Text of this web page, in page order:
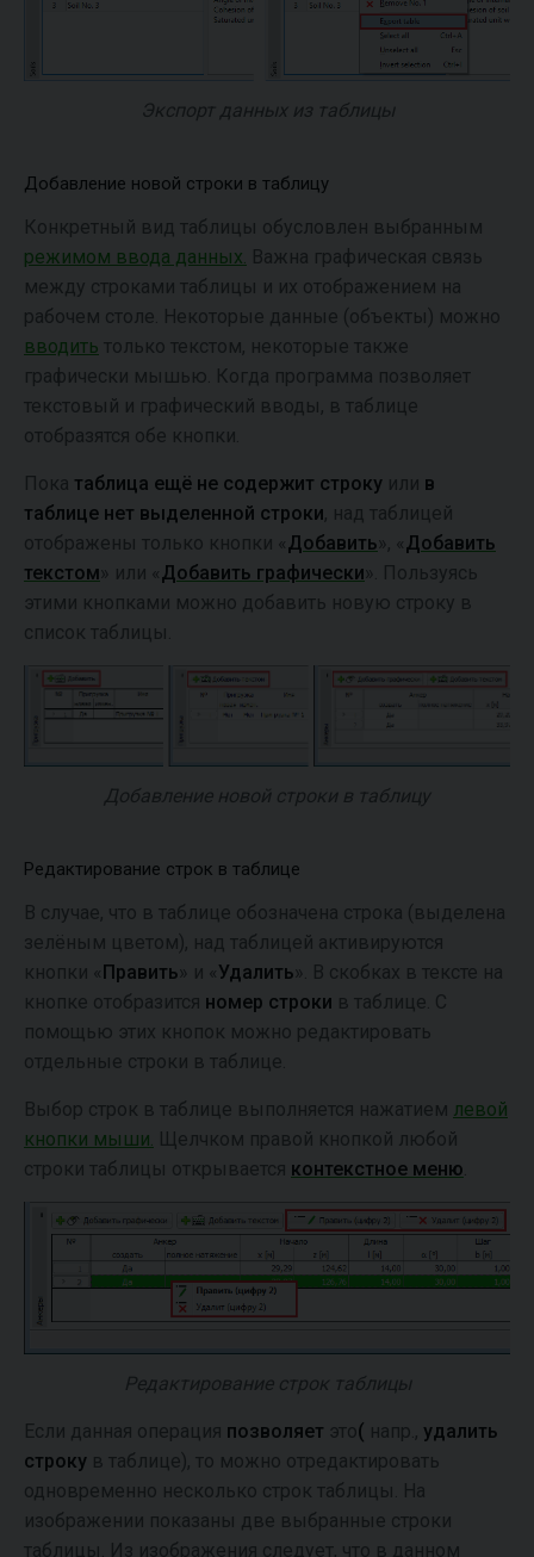
Экспорт данных из таблицы
Добавление новой строки в таблицу
Конкретный вид таблицы обусловлен выбранным
режимом ввода данных. Важна графическая связь
между строками таблицы и их отображением на
рабочем столе. Некоторые данные (объекты) можно
вводить только текстом, некоторые также
графически мышью. Когда программа позволяет
текстовый и графический вводы, в таблице
отобразятся обе кнопки.
Пока таблица ещё не содержит строку или в
таблице нет выделенной строки, над таблицей
отображены только кнопки « Добавить », « Добавить
текстом » или « Добавить графически ». Пользуясь
этими кнопками можно добавить новую строку в
список таблицы.
Добавление новой строки в таблицу
Редактирование строк в таблице
В случае, что в таблице обозначена строка (выделена
зелёным цветом), над таблицей активируются
кнопки « Править » и « Удалить ». В скобках в тексте на
кнопке отобразится номер строки в таблице. С
помощью этих кнопок можно редактировать
отдельные строки в таблице.
Выбор строк в таблице выполняется нажатием левой
кнопки мыши. Щелчком правой кнопкой любой
строки таблицы открывается контекстное меню
Редактирование строк таблицы
Если данная операция позволяет это( напр., удалить
строку в таблице), то можно отредактировать
одновременно несколько строк таблицы. На
изображении показаны две выбранные строки
таблицы. Из изображения следует, что в данном